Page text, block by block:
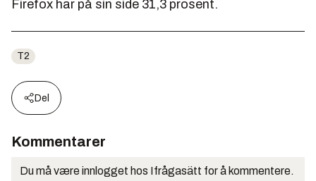
Firefox har på sin side 31,3 prosent.
T2
Del
Kommentarer
Du må være innlogget hos Ifrågasätt for å kommentere.